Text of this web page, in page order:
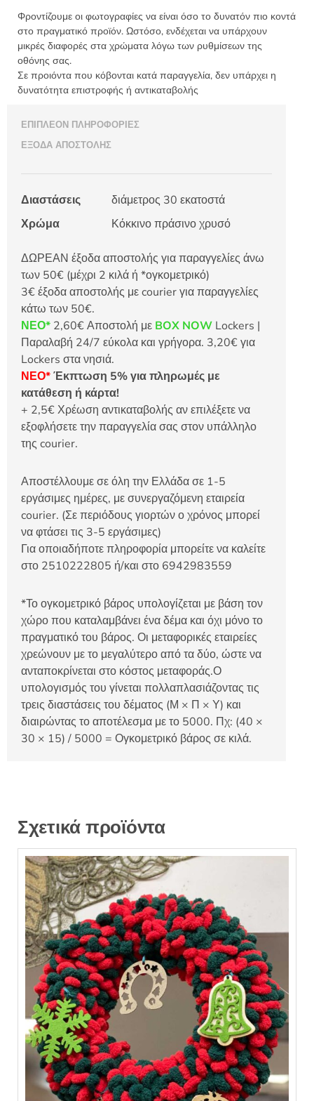
Φροντίζουμε οι φωτογραφίες να είναι όσο το δυνατόν πιο κοντά
στο πραγματικό προϊόν. Ωστόσο, ενδέχεται να υπάρχουν
μικρές διαφορές στα χρώματα λόγω των ρυθμίσεων της
οθόνης σας.
Σε προιόντα που κόβονται κατά παραγγελία, δεν υπάρχει η
δυνατότητα επιστροφής ή αντικαταβολής
ΕΠΙΠΛΈΟΝ ΠΛΗΡΟΦΟΡΊΕΣ
ΈΞΟΔΑ ΑΠΟΣΤΟΛΉΣ
Διαστάσεις
διάμετρος 30 εκατοστά
Χρώμα
Κόκκινο πράσινο χρυσό
ΔΩΡΕΑΝ έξοδα αποστολής για παραγγελίες άνω
των 50€ (μέχρι 2 κιλά ή *ογκομετρικό)
3€ έξοδα αποστολής με courier για παραγγελίες
κάτω των 50€.
ΝΕΟ* 2,60€ Αποστολή με BOX NOW Lockers |
Παραλαβή 24/7 εύκολα και γρήγορα. 3,20€ για
Lockers στα νησιά.
ΝΕΟ*Έκπτωση 5% για πληρωμές με
κατάθεση ή κάρτα!
+ 2,5€ Χρέωση αντικαταβολής αν επιλέξετε να
εξοφλήσετε την παραγγελία σας στον υπάλληλο
της courier.
Αποστέλλουμε σε όλη την Ελλάδα σε 1-5
εργάσιμες ημέρες, με συνεργαζόμενη εταιρεία
courier. (Σε περιόδους γιορτών ο χρόνος μπορεί
να φτάσει τις 3-5 εργάσιμες)
Για οποιαδήποτε πληροφορία μπορείτε να καλείτε
στο 2510222805 ή/και στο 6942983559
*Το ογκομετρικό βάρος υπολογίζεται με βάση τον
χώρο που καταλαμβάνει ένα δέμα και όχι μόνο το
πραγματικό του βάρος. Οι μεταφορικές εταιρείες
χρεώνουν με το μεγαλύτερο από τα δύο, ώστε να
ανταποκρίνεται στο κόστος μεταφοράς.Ο
υπολογισμός του γίνεται πολλαπλασιάζοντας τις
τρεις διαστάσεις του δέματος (Μ × Π × Υ) και
διαιρώντας το αποτέλεσμα με το 5000. Πχ: (40 ×
30 × 15) / 5000 = Ογκομετρικό βάρος σε κιλά.
Σχετικά προϊόντα